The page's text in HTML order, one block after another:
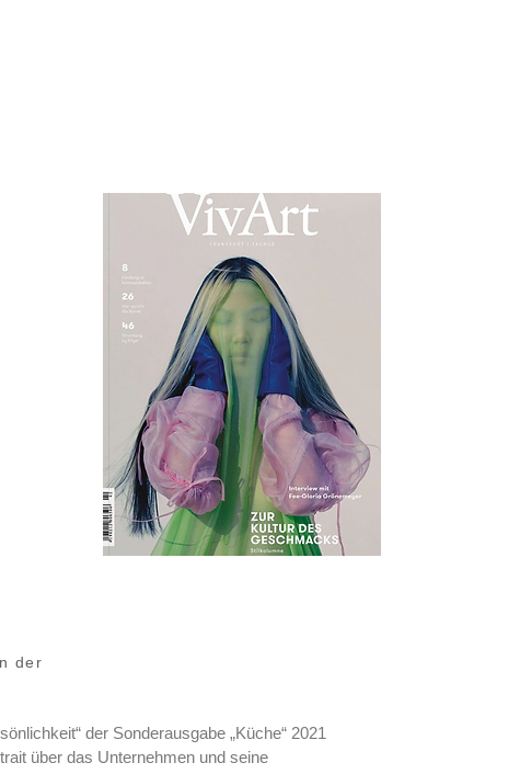
der
der Sonderausgabe „Küche“ 2021
über das Unternehmen und seine